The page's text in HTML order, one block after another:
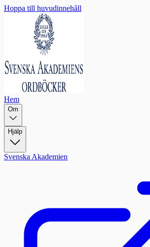
Hoppa till huvudinnehåll
Hem
Om
Hjälp
Svenska Akademien